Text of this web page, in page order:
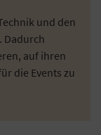
und den
Dadurch
auf ihren
die Events zu